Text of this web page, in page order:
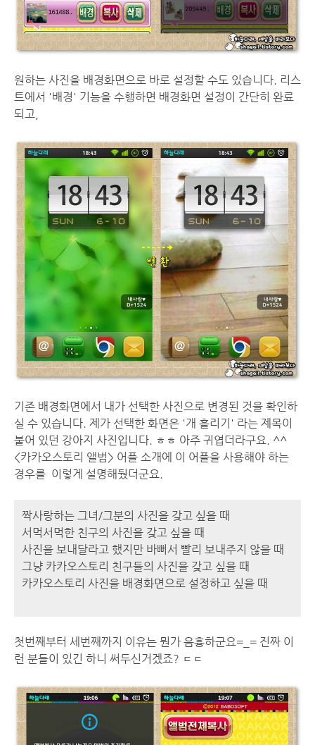
원하는 사진을 배경화면으로 바로 설정할 수도 있습니다. 리스
트에서 '배경' 기능을 수행하면 배경화면 설정이 간단히 완료
되고,
기존 배경화면에서 내가 선택한 사진으로 변경된 것을 확인하
실 수 있습니다. 제가 선택한 화면은 '개 흘리기' 라는 제목이
붙어 있던 강아지 사진입니다. ㅎㅎ 아주 귀엽더라구요. ^^
<카카오스토리 앨범> 어플 소개에 이 어플을 사용해야 하는
경우를 이렇게 설명해뒀더군요.
짝사랑하는 그녀/그분의 사진을 갖고 싶을 때
서먹서먹한 친구의 사진을 갖고 싶을 때
사진을 보내달라고 했지만 바뻐서 빨리 보내주지 않을 때
그냥 카카오스토리 친구들의 사진을 갖고 싶을 때
카카오스토리 사진을 배경화면으로 설정하고 싶을 때
첫번째부터 세번째까지 이유는 뭔가 음흉하군요=_= 진짜 이
런 분들이 있긴 하니 써두신거겠죠? ㄷㄷ